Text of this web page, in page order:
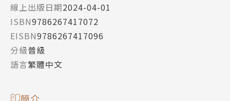
線上出版日期2024-04-01
ISBN9786267417072
EISBN9786267417096
分級普級
語言繁體中文
簡介